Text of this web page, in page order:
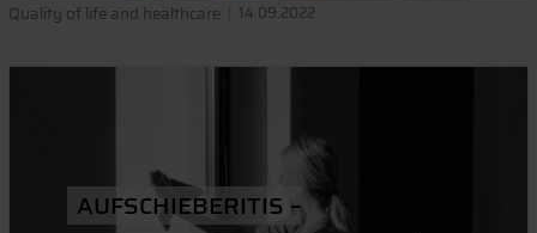
Quality of life and healthcare 14.09.2022
AUFSCHIEBERITIS –